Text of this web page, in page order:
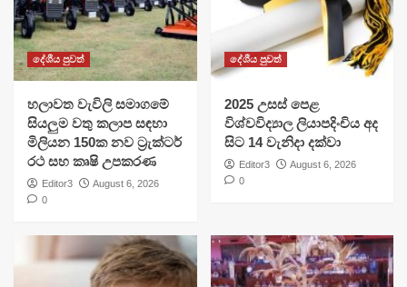
දේශීය පුවත්
හලාවත වැවිලි සමාගමේ
සියලුම වතු කලාප සඳහා
මිලියන 150ක නව ට්‍රැක්ටර්
රථ සහ කෘෂි උපකරණ
Editor3
August 6, 2026
0
දේශීය පුවත්
​2025 උසස් පෙළ
විශ්වවිද්‍යාල ලියාපදිංචිය අද
සිට 14 වැනිදා දක්වා
Editor3
August 6, 2026
0